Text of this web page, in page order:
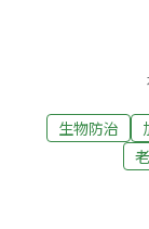
生物防治